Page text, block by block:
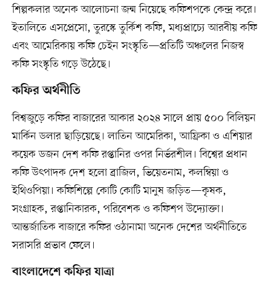
শিল্পকলার অনেক আলোচনা জন্ম নিয়েছে কফিশপকে কেন্দ্র করে।
ইতালিতে এসপ্রেসো, তুরস্কে তুর্কিশ কফি, মধ্যপ্রাচ্যে আরবীয় কফি
এবং আমেরিকায় কফি চেইন সংস্কৃতি—প্রতিটি অঞ্চলের নিজস্ব
কফি সংস্কৃতি গড়ে উঠেছে।
কফির অর্থনীতি
বিশ্বজুড়ে কফির বাজারের আকার ২০২৪ সালে প্রায় ৫০০ বিলিয়ন
মার্কিন ডলার ছাড়িয়েছে। লাতিন আমেরিকা, আফ্রিকা ও এশিয়ার
কয়েক ডজন দেশ কফি রপ্তানির ওপর নির্ভরশীল। বিশ্বের প্রধান
কফি উৎপাদক দেশ হলো ব্রাজিল, ভিয়েতনাম, কলম্বিয়া ও
ইথিওপিয়া। কফিশিল্পে কোটি কোটি মানুষ জড়িত—কৃষক,
সংগ্রাহক, রপ্তানিকারক, পরিবেশক ও কফিশপ উদ্যোক্তা।
আন্তর্জাতিক বাজারে কফির ওঠানামা অনেক দেশের অর্থনীতিতে
সরাসরি প্রভাব ফেলে।
বাংলাদেশে কফির যাত্রা